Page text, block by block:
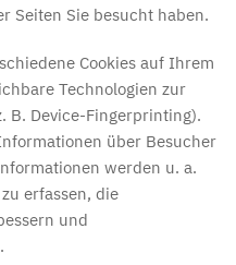
Seiten Sie besucht haben.
Cookies auf Ihrem
Technologien zur
B. Device-Fingerprinting).
über Besucher
werden u. a.
erfassen, die
und